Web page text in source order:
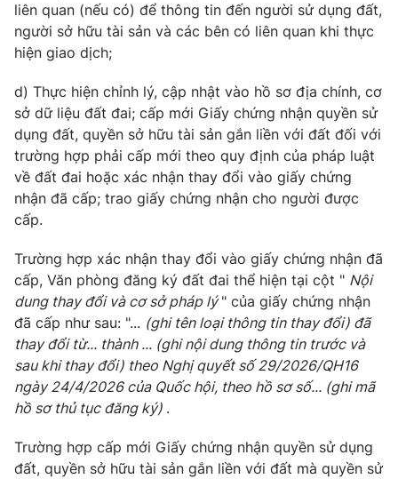
liên quan (nếu có) để thông tin đến người sử dụng đất,
người sở hữu tài sản và các bên có liên quan khi thực
hiện giao dịch;
d) Thực hiện chỉnh lý, cập nhật vào hồ sơ địa chính, cơ
sở dữ liệu đất đai; cấp mới Giấy chứng nhận quyền sử
dụng đất, quyền sở hữu tài sản gắn liền với đất đối với
trường hợp phải cấp mới theo quy định của pháp luật
về đất đai hoặc xác nhận thay đổi vào giấy chứng
nhận đã cấp; trao giấy chứng nhận cho người được
cấp.
Trường hợp xác nhận thay đổi vào giấy chứng nhận đã
cấp, Văn phòng đăng ký đất đai thể hiện tại cột " Nội
dung thay đổi và cơ sở pháp lý" của giấy chứng nhận
đã cấp như sau: "... (ghi tên loại thông tin thay đổi) đã
thay đổi từ... thành ... (ghi nội dung thông tin trước và
sau khi thay đổi) theo Nghị quyết số 29/2026/QH16
ngày 24/4/2026 của Quốc hội, theo hồ sơ số... (ghi mã
hồ sơ thủ tục đăng ký) .
Trường hợp cấp mới Giấy chứng nhận quyền sử dụng
đất, quyền sở hữu tài sản gắn liền với đất mà quyền sử